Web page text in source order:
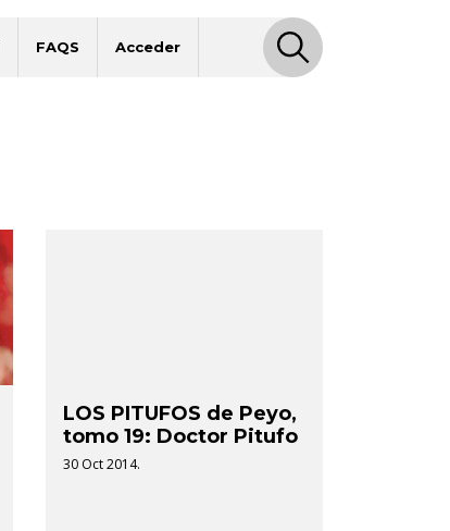
FAQS Acceder
LOS PITUFOS de Peyo,
tomo 19: Doctor Pitufo
30 Oct 2014.